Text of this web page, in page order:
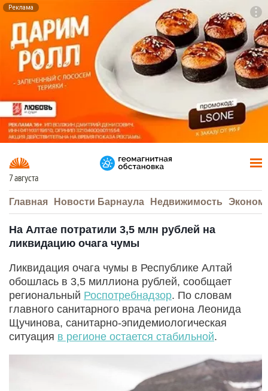
Реклама
7 августа
Главная Новости Барнаула Недвижимость
На Алтае потратили 3,5 млн рублей на
ликвидацию очага чумы
Ликвидация очага чумы в Республике Алтай
обошлась в 3,5 миллиона рублей, сообщает
региональный Роспотребнадзор. По словам
главного санитарного врача региона Леонида
Щучинова, санитарно-эпидемиологическая
ситуация в регионе остается стабильной.